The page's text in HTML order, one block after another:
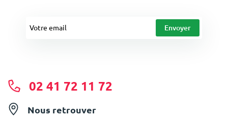
02 41 72 11 72
Nous retrouver